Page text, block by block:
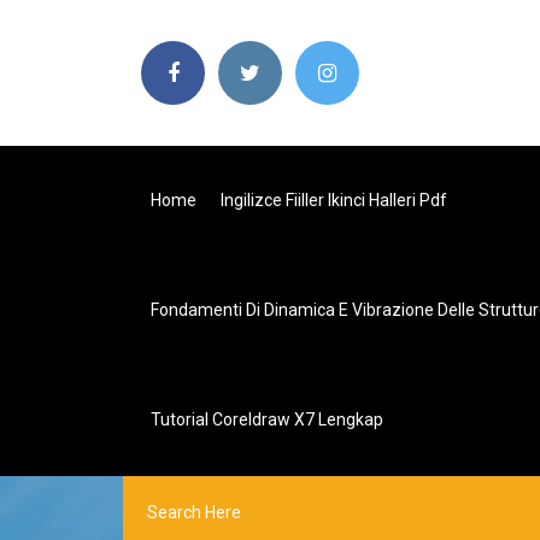
Home Ingilizce Fiiller Ikinci Halleri Pdf
Fondamenti Di Dinamica E Vibrazione Delle
Tutorial Coreldraw X7 Lengkap